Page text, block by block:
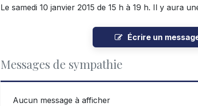
Le samedi 10 janvier 2015 de 15 h à 19 h. Il y aura
Écrire un
Messages de sympathie
Aucun message à afficher